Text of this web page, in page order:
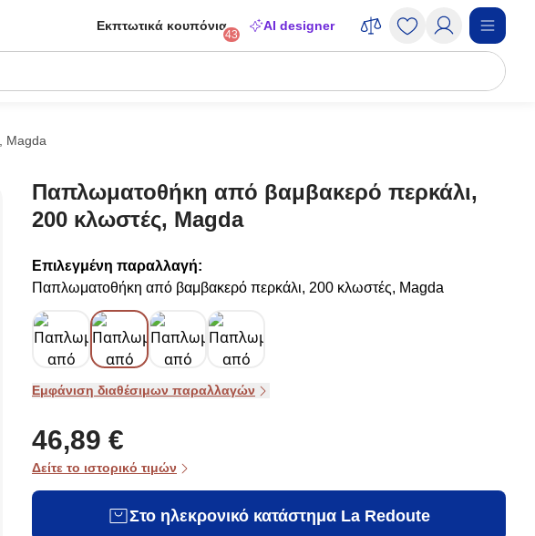
Εκπτωτικά κουπόνια
43
AI designer
Magda
Παπλωματοθήκη από βαμβακερό περκάλι,
200 κλωστές, Magda
Επιλεγμένη παραλλαγή:
Παπλωματοθήκη από βαμβακερό περκάλι, 200 κλωστές, Magda
Εμφάνιση διαθέσιμων παραλλαγών
46,89 €
Δείτε το ιστορικό τιμών
Στο ηλεκρονικό κατάστημα La Redoute